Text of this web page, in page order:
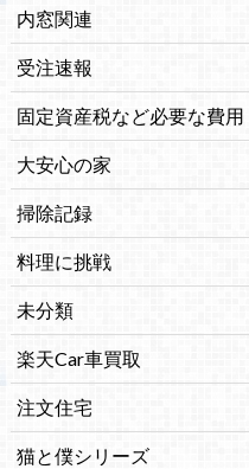
内窓関連
受注速報
固定資産税など必要な費用
大安心の家
掃除記録
料理に挑戦
未分類
楽天Car車買取
注文住宅
猫と僕シリーズ